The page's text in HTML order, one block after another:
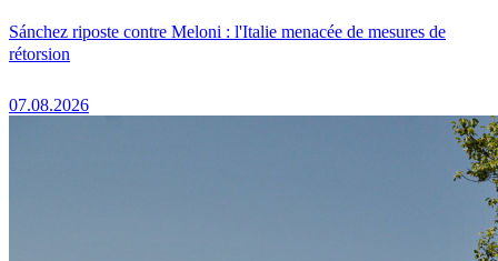
Sánchez riposte contre Meloni : l'Italie menacée de mesures de
rétorsion
07.08.2026